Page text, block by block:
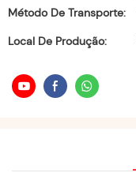
Método De Transporte:
Local De Produção: